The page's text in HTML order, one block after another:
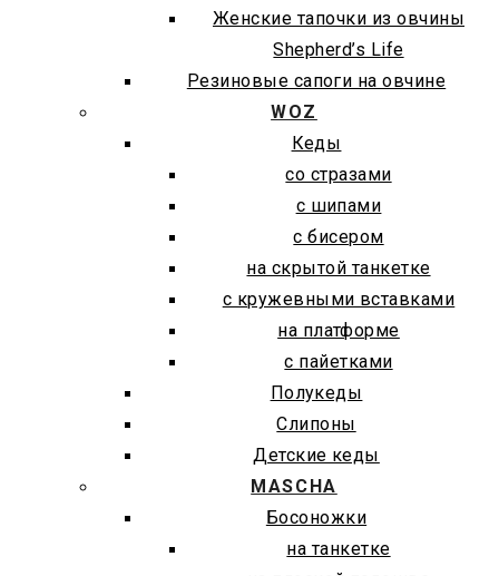
Женские тапочки из овчины
Shepherd’s Life
Резиновые сапоги на овчине
WOZ
Кеды
со стразами
с шипами
с бисером
на скрытой танкетке
с кружевными вставками
на платформе
с пайетками
Полукеды
Слипоны
Детские кеды
MASCHA
Босоножки
на танкетке